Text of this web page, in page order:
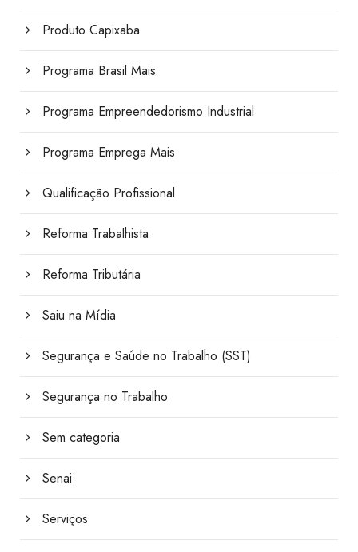
Produto Capixaba
Programa Brasil Mais
Programa Empreendedorismo Industrial
Programa Emprega Mais
Qualificação Profissional
Reforma Trabalhista
Reforma Tributária
Saiu na Mídia
Segurança e Saúde no Trabalho (SST)
Segurança no Trabalho
Sem categoria
Senai
Serviços